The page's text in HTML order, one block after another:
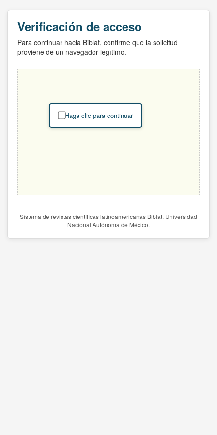
Verificación de acceso
Para continuar hacia Biblat, confirme que la solicitud
proviene de un navegador legítimo.
Haga clic para continuar
Sistema de revistas científicas latinoamericanas Biblat. Universidad
Nacional Autónoma de México.